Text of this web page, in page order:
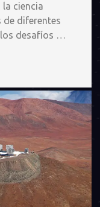
la ciencia
de diferentes
los desafíos …